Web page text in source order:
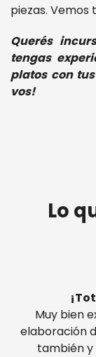
piezas. Vemos
Querés
tengas
platos con
vos!
Lo
Muy bien
elaboración
también y